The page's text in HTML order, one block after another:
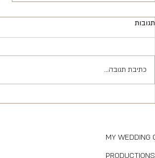
חליפת חתן, מאיפה מתחילים
תגובות
כתיבת תגובה...